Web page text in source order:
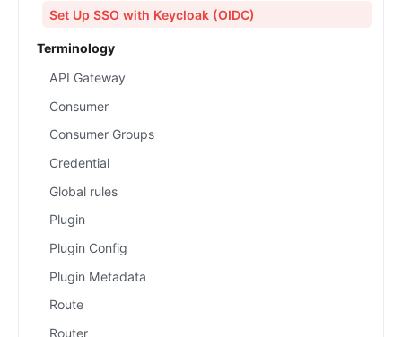
Set Up SSO with Keycloak (OIDC)
Terminology
API Gateway
Consumer
Consumer Groups
Credential
Global rules
Plugin
Plugin Config
Plugin Metadata
Route
Router